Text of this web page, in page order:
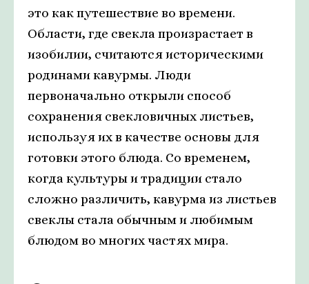
это как путешествие во времени.
Области, где свекла произрастает в
изобилии, считаются историческими
родинами кавурмы. Люди
первоначально открыли способ
сохранения свекловичных листьев,
используя их в качестве основы для
готовки этого блюда. Со временем,
когда культуры и традиции стало
сложно различить, кавурма из листьев
свеклы стала обычным и любимым
блюдом во многих частях мира.